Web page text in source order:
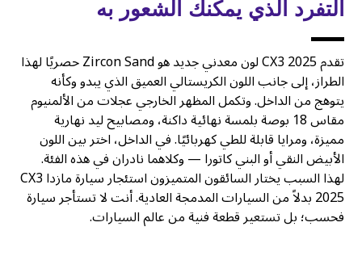
التفرد الذي يمكنك الشعور به
تقدم CX3 2025 لون معدني جديد هو Zircon Sand حصريًا لهذا
الطراز، إلى جانب اللون الكريستالي العميق الذي يبدو وكأنه
يتوهج من الداخل. وتكمل المظهر الخارجي عجلات من الألمنيوم
مقاس 18 بوصة بلمسة نهائية داكنة، ومصابيح ليد نهارية
مميزة، ومرايا قابلة للطي كهربائيًا. في الداخل، اختر بين اللون
الأبيض النقي أو البني كاتورا — وكلاهما نادران في هذه الفئة.
لهذا السبب يختار السائقون المتميزون استئجار سيارة مازدا CX3
2025 بدلاً من السيارات المدمجة العادية. أنت لا تستأجر سيارة
فحسب؛ بل تستعير قطعة فنية من عالم السيارات.